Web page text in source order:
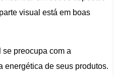
visual está em boas
preocupa com a
energética de seus produtos.